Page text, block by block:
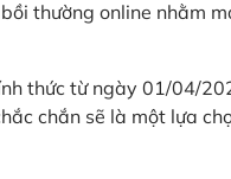
thường online nhằm
thức từ ngày 01/04/
chắn sẽ là một lựa